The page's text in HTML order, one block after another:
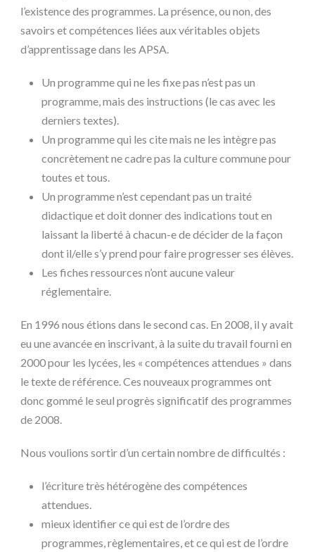
l’existence des programmes. La présence, ou non, des
savoirs et compétences liées aux véritables objets
d’apprentissage dans les APSA.
Un programme qui ne les fixe pas n’est pas un
programme, mais des instructions (le cas avec les
derniers textes).
Un programme qui les cite mais ne les intègre pas
concrètement ne cadre pas la culture commune pour
toutes et tous.
Un programme n’est cependant pas un traité
didactique et doit donner des indications tout en
laissant la liberté à chacun-e de décider de la façon
dont il/elle s’y prend pour faire progresser ses élèves.
Les fiches ressources n’ont aucune valeur
réglementaire.
En 1996 nous étions dans le second cas. En 2008, il y avait
eu une avancée en inscrivant, à la suite du travail fourni en
2000 pour les lycées, les « compétences attendues » dans
le texte de référence. Ces nouveaux programmes ont
donc gommé le seul progrès significatif des programmes
de 2008.
Nous voulions sortir d’un certain nombre de difficultés :
l’écriture très hétérogène des compétences
attendues.
mieux identifier ce qui est de l’ordre des
programmes, règlementaires, et ce qui est de l’ordre